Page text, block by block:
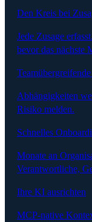
Den Kreis bei
Jede Zusage
bevor das nächste
Abhängigkeiten
Risiko melden.
Schnelles
Monate an
Verantwortliche,
Ihre KI ausrichten
MCP-native